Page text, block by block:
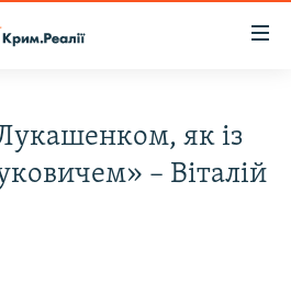
як із
– Віталій